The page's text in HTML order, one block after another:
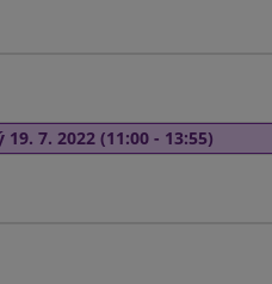
19. 7. 2022 (11:00 - 13:55)